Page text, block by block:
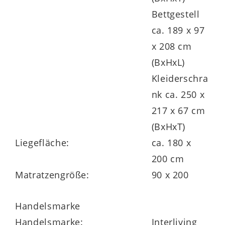
Nachtkonsolen301
mit massiver
biancofarbener Eiche-Front. Ihre Maße
betragen jeweils ca. 60 x 48 x 43 cm
Die Interliving Schlafzimmer Serie 1027 ist
ein großesSchlafzimmerprogramm , das
Sie in vielen Details auf Ihren Geschmack
abstimmen können.
in zwei Höhen und acht Breiten sowie mit
Bettgestell
ca. 189 x 97
x 208 cm
(BxHxL)
Kleiderschra
nk ca. 250 x
217 x 67 cm
(BxHxT)
Liegefläche:
ca. 180 x
200 cm
Matratzengröße:
90 x 200
Handelsmarke
Handelsmarke:
Interliving